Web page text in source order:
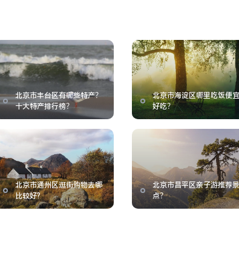
北京市丰台区有哪些特产？
十大特产排行榜？
北京市海淀区哪里吃饭便宜
好吃？
北京市通州区逛街购物去哪
比较好?
北京市昌平区亲子游推荐景
点？